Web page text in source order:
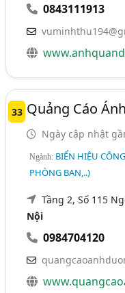
0843111913
33 Quảng Cáo
Ngày cập nhật
Ngành: BIỂN HIỆU
PHÒNG BAN,..)
Tầng 2, Số 115
Nội
0984704120